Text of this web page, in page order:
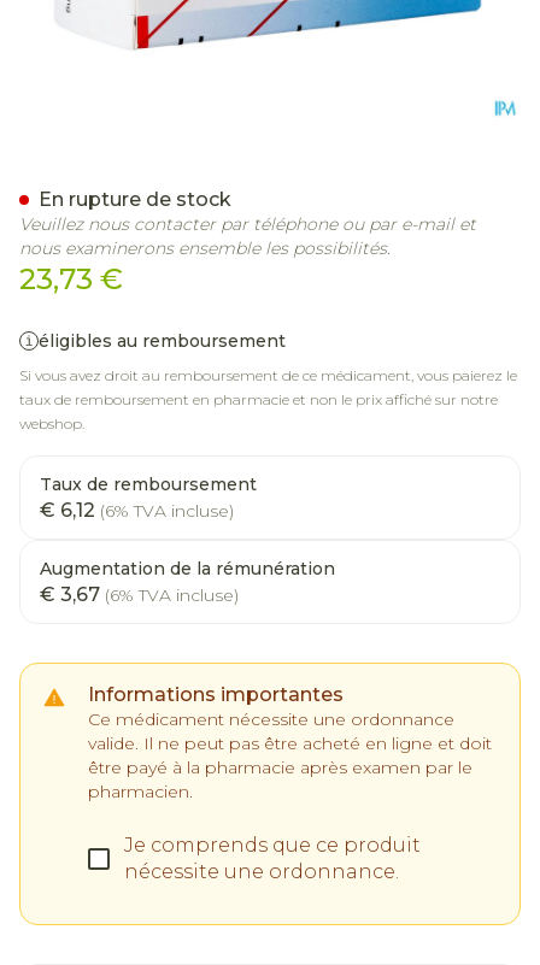
23,73 €
éligibles au remboursement
Si vous avez droit au remboursement de ce médicament, vous paierez le
taux de remboursement en pharmacie et non le prix affiché sur notre
webshop.
Taux de remboursement
€ 6,12 (6% TVA incluse)
Augmentation de la rémunération
€ 3,67 (6% TVA incluse)
Informations importantes
Ce médicament nécessite une ordonnance
valide. Il ne peut pas être acheté en ligne et doit
être payé à la pharmacie après examen par le
pharmacien.
Je comprends que ce produit
nécessite une ordonnance.
En rupture de stock
Veuillez nous contacter par téléphone ou par e-mail et
nous examinerons ensemble les possibilités.